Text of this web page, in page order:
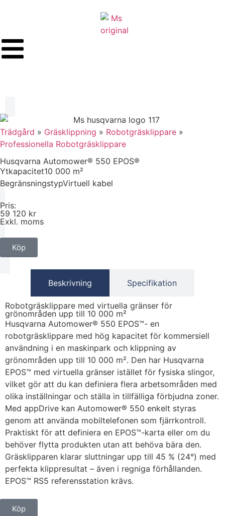
Trädgård » Gräsklippning » Robotgräsklippare »
Professionella Robotgräsklippare
Husqvarna Automower® 550 EPOS®
Ytkapacitet10 000 m²
BegränsningstypVirtuell kabel
Pris:
59 120 kr
Exkl. moms
Köp
Beskrivning Specifikation
Robotgräsklippare med virtuella gränser för
grönområden upp till 10 000 m²
Husqvarna Automower® 550 EPOS™- en
robotgräsklippare med hög kapacitet för kommersiell
användning i en maskinpark och klippning av
grönområden upp till 10 000 m². Den har Husqvarna
EPOS™ med virtuella gränser istället för fysiska slingor,
vilket gör att du kan definiera flera arbetsområden med
olika inställningar och ställa in tillfälliga förbjudna zoner.
Med appDrive kan Automower® 550 enkelt styras
genom att använda mobiltelefonen som fjärrkontroll.
Praktiskt för att definiera en EPOS™-karta eller om du
behöver flytta produkten utan att behöva bära den.
Gräsklipparen klarar sluttningar upp till 45 % (24°) med
perfekta klippresultat – även i regniga förhållanden.
EPOS™ RS5 referensstation krävs.
Köp